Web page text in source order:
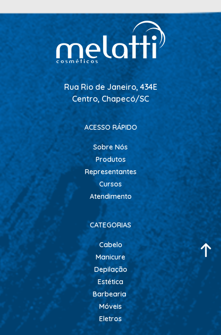
Rua Rio de Janeiro, 434E
Centro, Chapecó/SC
ACESSO RÁPIDO
Sobre Nós
Produtos
Representantes
Cursos
Atendimento
CATEGORIAS
Cabelo
Manicure
Depilação
Estética
Barbearia
Móveis
Eletros